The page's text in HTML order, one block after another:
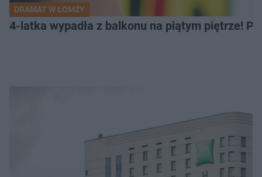
DRAMAT W ŁOMŻY
4-latka wypadła z balkonu na piątym piętrze!